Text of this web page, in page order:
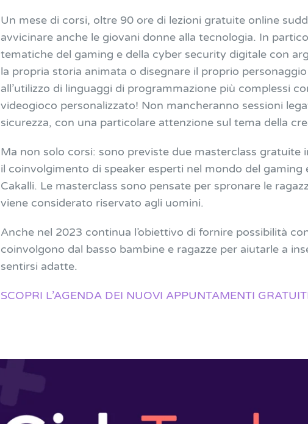
Un mese di corsi, oltre 90 ore di lezioni gratuite online
avvicinare anche le giovani donne alla tecnologia. In
tematiche del gaming e della cyber security digitale con
la propria storia animata o disegnare il proprio
all’utilizzo di linguaggi di programmazione più complessi
videogioco personalizzato! Non mancheranno sessioni
sicurezza, con una particolare attenzione sul tema della
Ma non solo corsi: sono previste due masterclass gratuite
il coinvolgimento di speaker esperti nel mondo del gaming
Cakalli. Le masterclass sono pensate per spronare le
viene considerato riservato agli uomini.
Anche nel 2023 continua l’obiettivo di fornire possibilità
coinvolgono dal basso bambine e ragazze per aiutarle a
sentirsi adatte.
SCOPRI L’AGENDA DEI NUOVI APPUNTAMENTI